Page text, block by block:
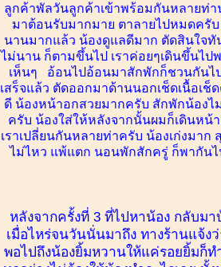
ลูกค้าพัลวันลูกค้าเข้าพร้อมกันหลายท่
มาต้อนรับมากมาย ตาลายไปหมดครั
นานมากแล้ว น้องดูแลดีมาก ตัดสินใจ
ไม่นาน ก็ตามขึ้นไป เราค่อยๆเดินขึ้นไ
เห็นๆ อ้อนไปอ้อนมาสักพักก็ชวนกันไ
เสร็จแล้ว ตัดออกมาด้านนอกเช็ดเนื้อเ
ดี น้องหน้าอกสวยมากครับ สักพักน้องไ
ครับ น้องใส่ให้หลังจากนั้นผมก็เดินหน้
เราเปลี่ยนกันหลายท่าครับ น้องเก่งมา
ไม่ไหว แพ้แตก นอนพักสักครู่ ก็พากัน
หลังจากครั้งที่ 3 ที่ไปหาน้อง กลับม
เมื่อไหร่จนวันนั่นมาถึง ทางร้านแจ้ง
พอไปถึงน้องยิ้มหวานให้แค่รอยยิ้มก็ท